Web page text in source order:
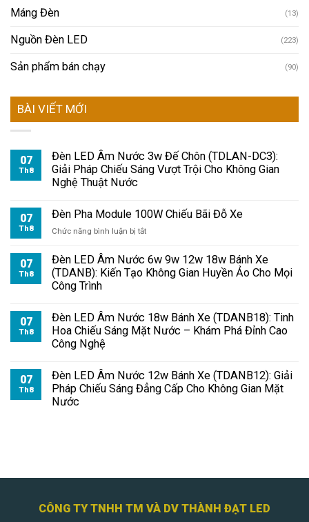
Máng Đèn (13)
Nguồn Đèn LED (223)
Sản phẩm bán chạy (90)
BÀI VIẾT MỚI
07
Th8
Đèn LED Âm Nước 3w Đế Chôn (TDLAN-DC3):
Giải Pháp Chiếu Sáng Vượt Trội Cho Không Gian
Nghệ Thuật Nước
07
Th8
Đèn Pha Module 100W Chiếu Bãi Đỗ Xe
Chức năng bình luận bị tắtở
Pha
Module
Đỗ
Xe
07
Th8
Đèn LED Âm Nước 6w 9w 12w 18w Bánh Xe
(TDANB): Kiến Tạo Không Gian Huyền Ảo Cho Mọi
Công Trình
07
Th8
Đèn LED Âm Nước 18w Bánh Xe (TDANB18): Tinh
Hoa Chiếu Sáng Mặt Nước – Khám Phá Đỉnh Cao
Công Nghệ
07
Th8
Đèn LED Âm Nước 12w Bánh Xe (TDANB12): Giải
Pháp Chiếu Sáng Đẳng Cấp Cho Không Gian Mặt
Nước
CÔNG TY TNHH TM VÀ DV THÀNH ĐẠT LED